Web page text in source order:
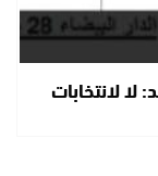
لا لانتخابات